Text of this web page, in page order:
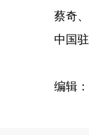
蔡奇
中国
编辑